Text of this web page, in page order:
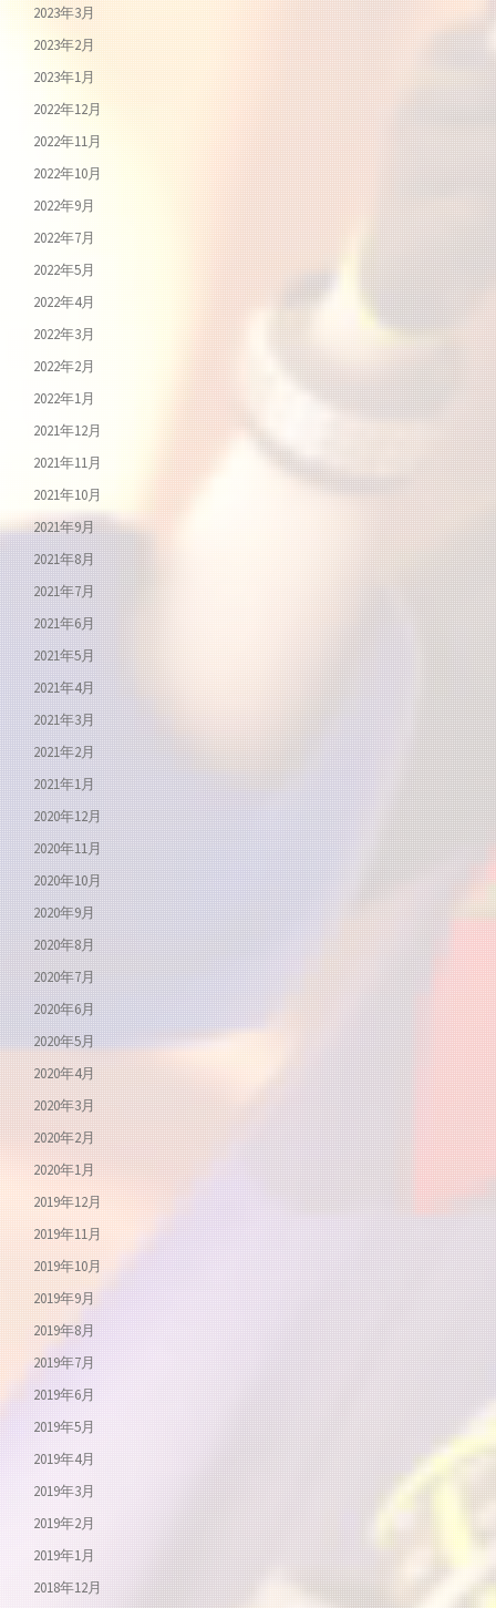
2023年3月
2023年2月
2023年1月
2022年12月
2022年11月
2022年10月
2022年9月
2022年7月
2022年5月
2022年4月
2022年3月
2022年2月
2022年1月
2021年12月
2021年11月
2021年10月
2021年9月
2021年8月
2021年7月
2021年6月
2021年5月
2021年4月
2021年3月
2021年2月
2021年1月
2020年12月
2020年11月
2020年10月
2020年9月
2020年8月
2020年7月
2020年6月
2020年5月
2020年4月
2020年3月
2020年2月
2020年1月
2019年12月
2019年11月
2019年10月
2019年9月
2019年8月
2019年7月
2019年6月
2019年5月
2019年4月
2019年3月
2019年2月
2019年1月
2018年12月